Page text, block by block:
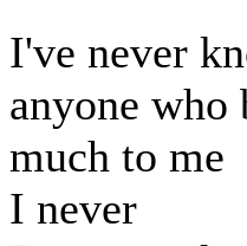
I've never
anyone who
much to me
I never